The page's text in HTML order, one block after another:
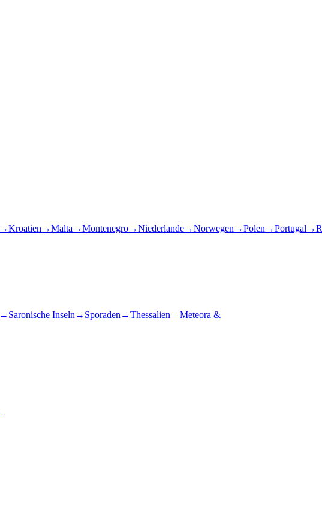
→Kroatien →Malta →Montenegro→Niederlande→Norwegen →Polen →Portugal →
→ Saronische Inseln → Sporaden →Thessalien – Meteora &